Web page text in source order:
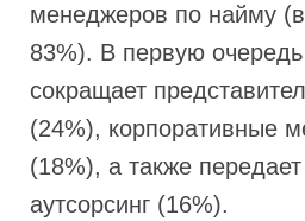
менеджеров по найму
83%). В первую очередь
сокращает
(24%), корпоративные
(18%), а также
аутсорсинг (16%).